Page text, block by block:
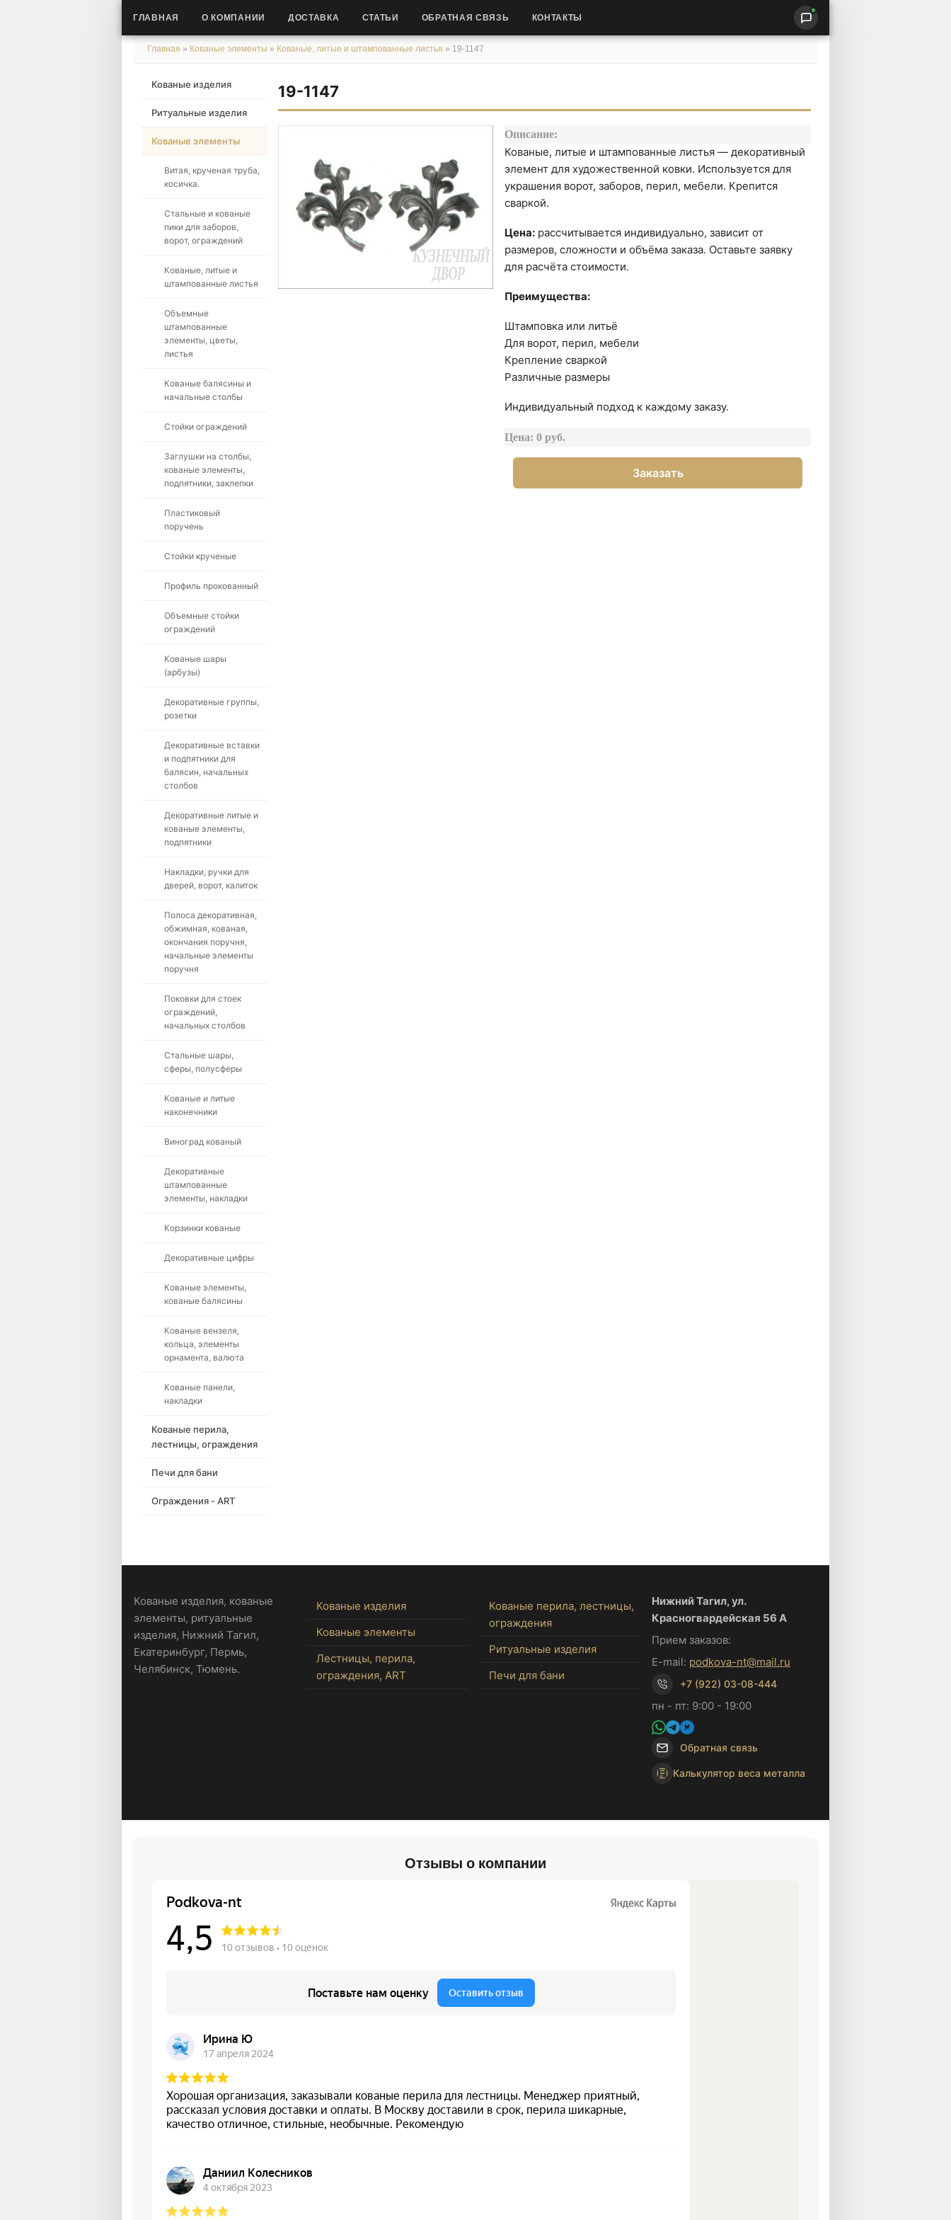
ГЛАВНАЯ О КОМПАНИИ ДОСТАВКА СТАТЬИ ОБРАТНАЯ СВЯЗЬ КОНТАКТЫ
Главная » Кованые элементы » Кованые, литые и штампованные листья » 19-1147
Кованые изделия
Ритуальные изделия
Кованые элементы
Витая, крученая труба,
косичка.
Стальные и кованые
пики для заборов,
ворот, ограждений
Кованые, литые и
штампованные листья
Объемные
штампованные
элементы, цветы,
листья
Кованые балясины и
начальные столбы
Стойки ограждений
Заглушки на столбы,
кованые элементы,
подпятники, заклепки
Пластиковый
поручень
Стойки крученые
Профиль прокованный
Объемные стойки
ограждений
Кованые шары
(арбузы)
Декоративные группы,
розетки
Декоративные вставки
и подпятники для
балясин, начальных
столбов
Декоративные литые и
кованые элементы,
подпятники
Накладки, ручки для
дверей, ворот, калиток
Полоса декоративная,
обжимная, кованая,
окончания поручня,
начальные элементы
поручня
Поковки для стоек
ограждений,
начальных столбов
Стальные шары,
сферы, полусферы
Кованые и литые
наконечники
Виноград кованый
Декоративные
штампованные
элементы, накладки
Корзинки кованые
Декоративные цифры
Кованые элементы,
кованые балясины
Кованые вензеля,
кольца, элементы
орнамента, валюта
Кованые панели,
накладки
Кованые перила,
лестницы, ограждения
Печи для бани
Ограждения - ART
19-1147
Описание:
Кованые, литые и штампованные листья — декоративный
элемент для художественной ковки. Используется для
украшения ворот, заборов, перил, мебели. Крепится
сваркой.
Цена: рассчитывается индивидуально, зависит от
размеров, сложности и объёма заказа. Оставьте заявку
для расчёта стоимости.
Преимущества:
Штамповка или литьё
Для ворот, перил, мебели
Крепление сваркой
Различные размеры
Индивидуальный подход к каждому заказу.
Цена: 0 руб.
Заказать
Кованые изделия, кованые
элементы, ритуальные
изделия, Нижний Тагил,
Екатеринбург, Пермь,
Челябинск, Тюмень.
Кованые изделия
Кованые элементы
Лестницы, перила,
ограждения, ART
Кованые перила, лестницы,
ограждения
Ритуальные изделия
Печи для бани
Нижний Тагил, ул.
Красногвардейская 56 А
Прием заказов:
E-mail: podkova-nt@mail.ru
+7 (922) 03-08-444
пн - пт: 9:00 - 19:00
Обратная связь
Калькулятор веса металла
Отзывы о компании